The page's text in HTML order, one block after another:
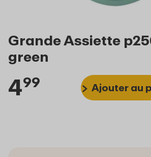
Grande Assiette
green
499 Ajouter au